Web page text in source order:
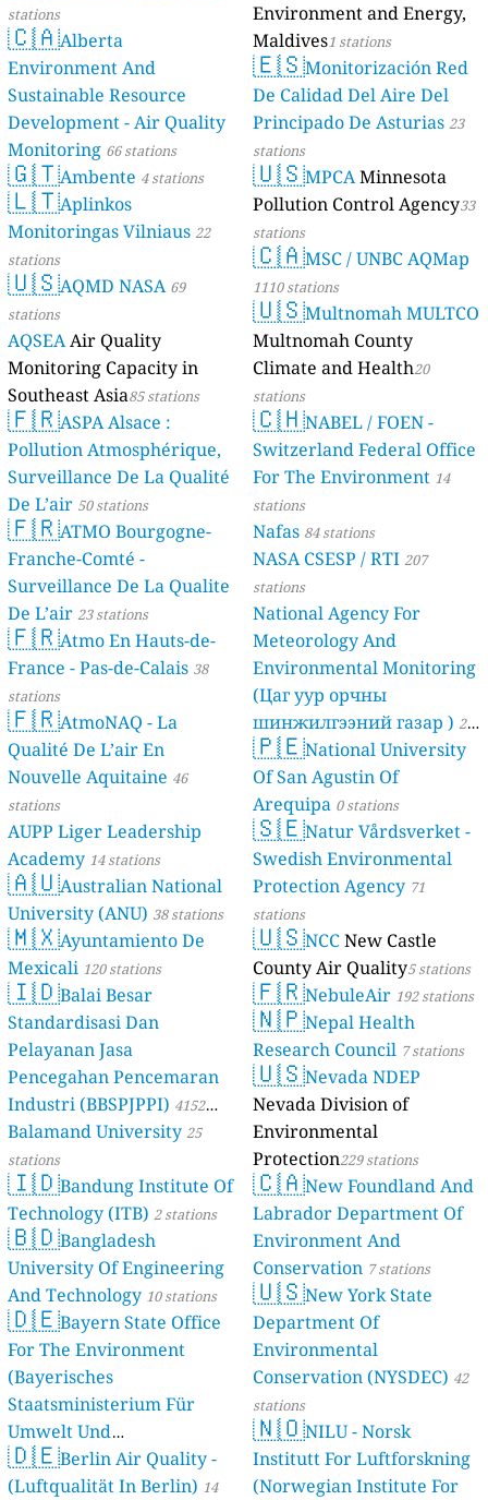
stations
🇨🇦Alberta
Environment And
Sustainable Resource
Development - Air Quality
Monitoring 66 stations
🇬🇹Ambente 4 stations
🇱🇹Aplinkos
Monitoringas Vilniaus 22
stations
🇺🇸AQMD NASA 69
stations
AQSEAAir Quality
Monitoring Capacity in
Southeast Asia85 stations
🇫🇷ASPA Alsace :
Pollution Atmosphérique,
Surveillance De La Qualité
De L’air 50 stations
🇫🇷ATMO Bourgogne-
Franche-Comté -
Surveillance De La Qualite
De L’air 23 stations
🇫🇷Atmo En Hauts-de-
France - Pas-de-Calais 38
stations
🇫🇷AtmoNAQ - La
Qualité De L’air En
Nouvelle Aquitaine 46
stations
AUPP Liger Leadership
Academy 14 stations
🇦🇺Australian National
University (ANU) 38 stations
🇲🇽Ayuntamiento De
Mexicali 120 stations
🇮🇩Balai Besar
Standardisasi Dan
Pelayanan Jasa
Pencegahan Pencemaran
Industri (BBSPJPPI) 4152
stations
Balamand University25
stations
🇮🇩Bandung Institute Of
Technology (ITB) 2 stations
🇧🇩Bangladesh
University Of Engineering
And Technology 10 stations
🇩🇪Bayern State Office
For The Environment
(Bayerisches
Staatsministerium Für
Umwelt Und
Verbraucherschutz) - LfU
46 stations
🇩🇪Berlin Air Quality -
(Luftqualität In Berlin) 14
Environment and Energy,
Maldives1 stations
🇪🇸Monitorización Red
De Calidad Del Aire Del
Principado De Asturias 23
stations
🇺🇸MPCAMinnesota
Pollution Control Agency33
stations
🇨🇦MSC / UNBC AQMap
1110 stations
🇺🇸Multnomah MULTCO
Multnomah County
Climate and Health20
stations
🇨🇭NABEL / FOEN -
Switzerland Federal Office
For The Environment 14
stations
Nafas 84 stations
NASA CSESP / RTI 207
stations
National Agency For
Meteorology And
Environmental Monitoring
(Цаг уур орчны
шинжилгээний газар ) 21
stations
🇵🇪National University
Of San Agustin Of
Arequipa 0 stations
🇸🇪Natur Vårdsverket -
Swedish Environmental
Protection Agency 71
stations
🇺🇸NCCNew Castle
County Air Quality5 stations
🇫🇷NebuleAir 192 stations
🇳🇵Nepal Health
Research Council 7 stations
🇺🇸Nevada NDEP
Nevada Division of
Environmental
Protection229 stations
🇨🇦New Foundland And
Labrador Department Of
Environment And
Conservation 7 stations
🇺🇸New York State
Department Of
Environmental
Conservation (NYSDEC) 42
stations
🇳🇴NILU - Norsk
Institutt For Luftforskning
(Norwegian Institute For